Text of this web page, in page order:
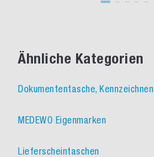
Ähnliche Kategorien
Dokumententasche, Kennzeichnen
MEDEWO Eigenmarken
Lieferscheintaschen